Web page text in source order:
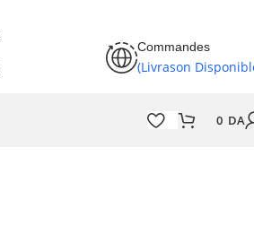
Commandes
(Livrason
0 DA